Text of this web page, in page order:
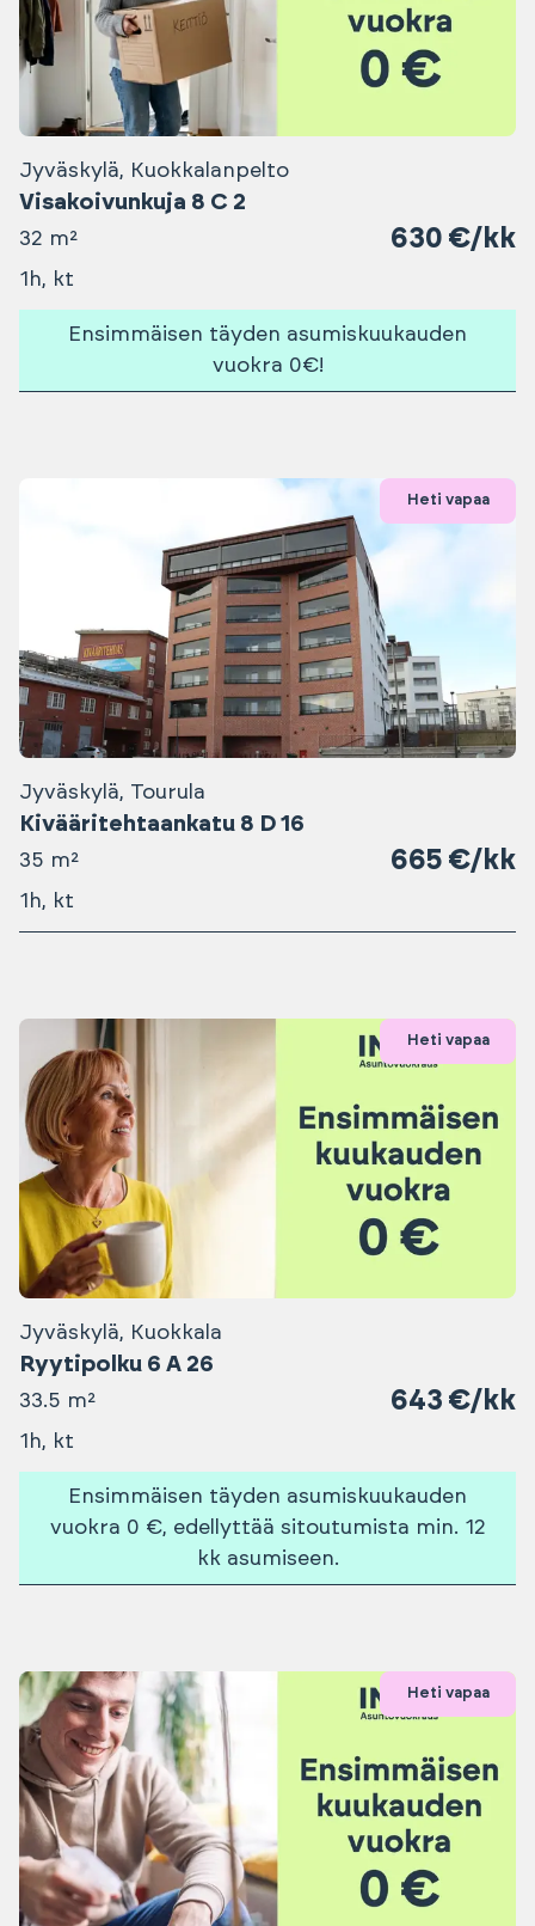
Jyväskylä, Kuokkalanpelto
Visakoivunkuja 8 C 2
32 m² 630 €/kk
1h, kt
Ensimmäisen täyden asumiskuukauden
vuokra 0€!
Heti vapaa
Jyväskylä, Tourula
Kivääritehtaankatu 8 D 16
35 m² 665 €/kk
1h, kt
Heti vapaa
Jyväskylä, Kuokkala
Ryytipolku 6 A 26
33.5 m² 643 €/kk
1h, kt
Ensimmäisen täyden asumiskuukauden
vuokra 0 €, edellyttää sitoutumista min. 12
kk asumiseen.
Heti vapaa